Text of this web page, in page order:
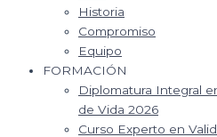
Historia
Compromiso
Equipo
FORMACIÓN
Diplomatura Integral
de Vida 2026
Curso Experto en